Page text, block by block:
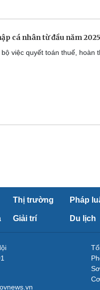
cá nhân từ đầu năm 2025
việc quyết toán thuế, hoàn
Thị trường Pháp
Giải trí Du lịch